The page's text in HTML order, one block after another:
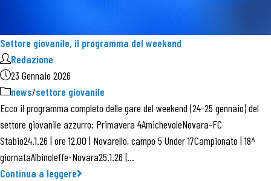
Settore giovanile, il programma del weekend
Redazione
23 Gennaio 2026
news/settore giovanile
Ecco il programma completo delle gare del weekend (24-25 gennaio) del
settore giovanile azzurro: Primavera 4AmichevoleNovara-FC
Stabio24.1.26 | ore 12.00 | Novarello, campo 5 Under 17Campionato | 18^
giornataAlbinoleffe-Novara25.1.26 |…
Continua a leggere